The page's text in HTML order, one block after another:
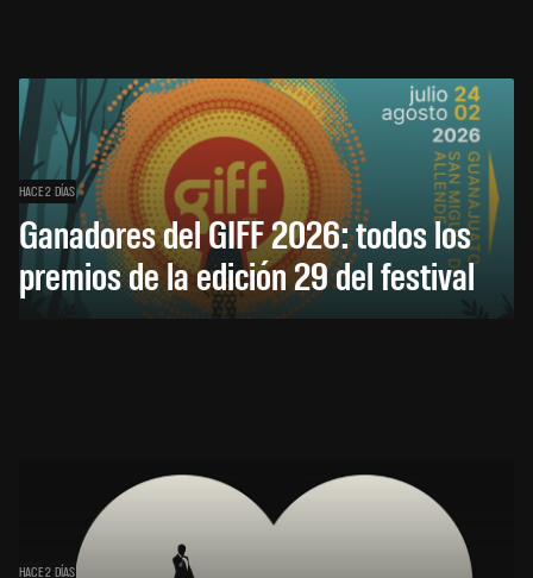
HACE 2 DÍAS
Ganadores del GIFF 2026: todos los
premios de la edición 29 del festival
HACE 2 DÍAS